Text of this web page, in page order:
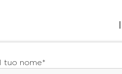
Il tuo nome*